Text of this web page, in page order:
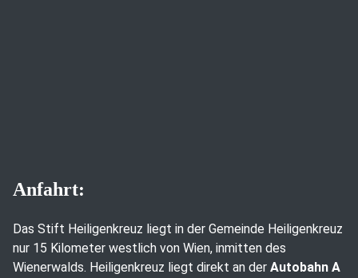
Anfahrt:
Das Stift Heiligenkreuz liegt in der Gemeinde Heiligenkreuz
nur 15 Kilometer westlich von Wien, inmitten des
Wienerwalds. Heiligenkreuz liegt direkt an der Autobahn A